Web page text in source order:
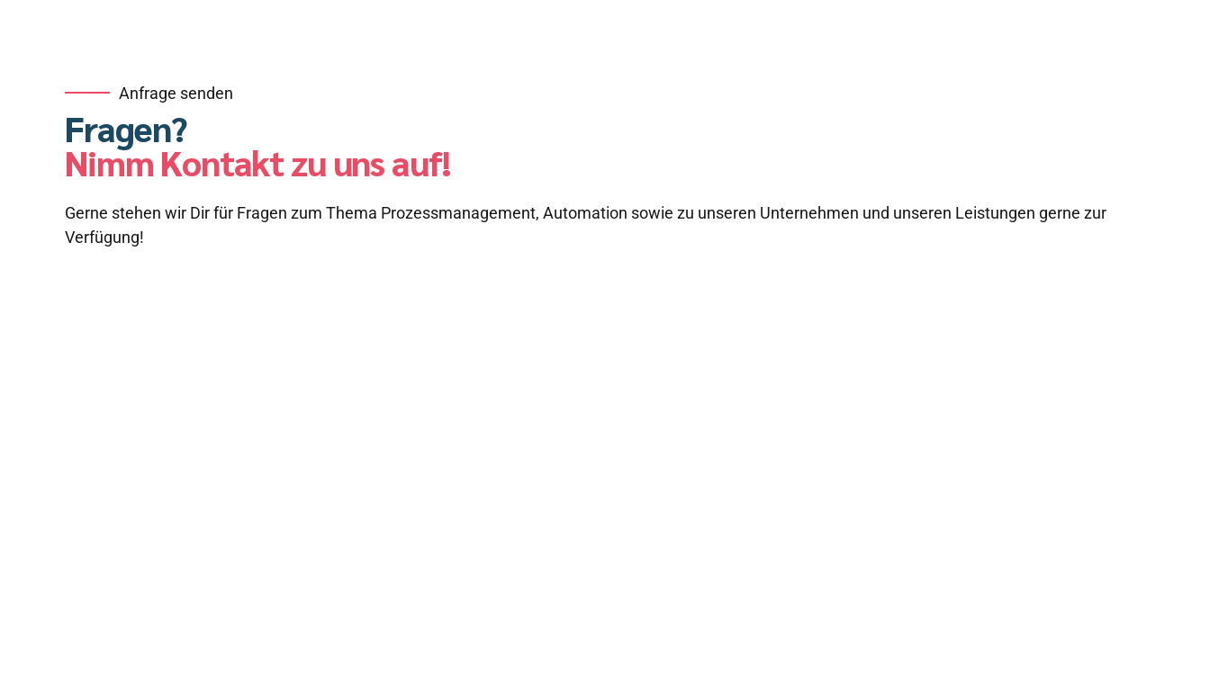
Anfrage senden
Fragen?
Nimm Kontakt zu uns auf!
Gerne stehen wir Dir für Fragen zum Thema Prozessmanagement, Automation sowie zu unseren Unternehmen und unseren Leistungen gerne zur
Verfügung!